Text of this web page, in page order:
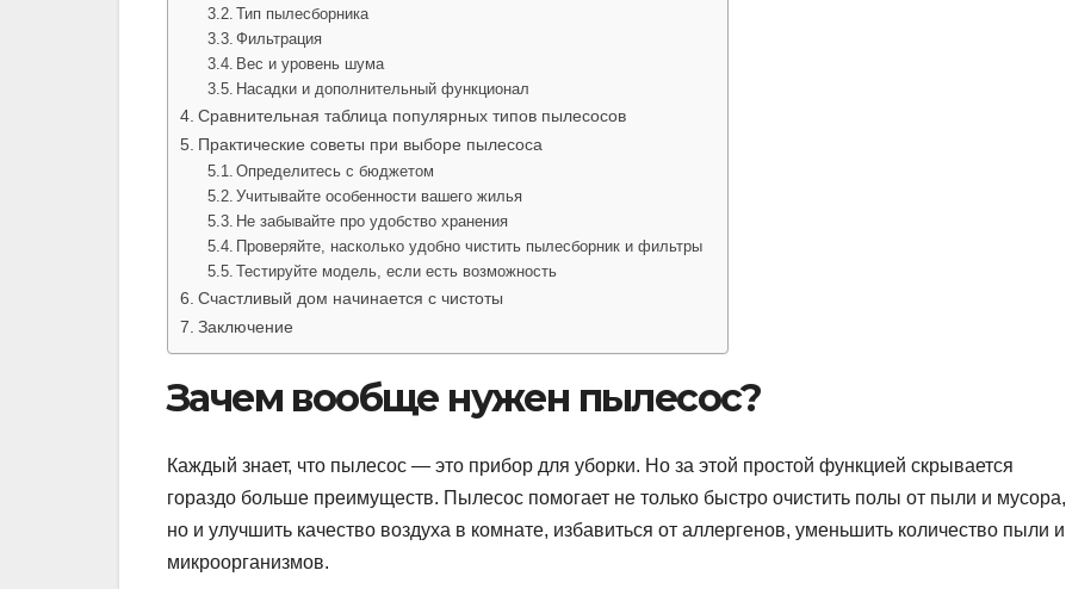
Тип пылесборника
Фильтрация
Вес и уровень шума
Насадки и дополнительный функционал
Сравнительная таблица популярных типов пылесосов
Практические советы при выборе пылесоса
Определитесь с бюджетом
Учитывайте особенности вашего жилья
Не забывайте про удобство хранения
Проверяйте, насколько удобно чистить пылесборник и фильтры
Тестируйте модель, если есть возможность
Счастливый дом начинается с чистоты
Заключение
Зачем вообще нужен пылесос?
Каждый знает, что пылесос — это прибор для уборки. Но за этой простой функцией скрывается
гораздо больше преимуществ. Пылесос помогает не только быстро очистить полы от пыли и мусора,
но и улучшить качество воздуха в комнате, избавиться от аллергенов, уменьшить количество пыли и
микроорганизмов.